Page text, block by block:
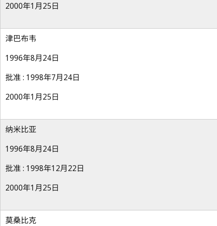
2000年1月25日
津巴布韦
1996年8月24日
批准 : 1998年7月24日
2000年1月25日
纳米比亚
1996年8月24日
批准 : 1998年12月22日
2000年1月25日
莫桑比克